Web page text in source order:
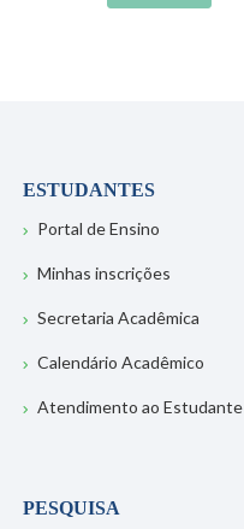
ESTUDANTES
Portal de Ensino
Minhas inscrições
Secretaria Acadêmica
Calendário Acadêmico
Atendimento ao Estudante
PESQUISA